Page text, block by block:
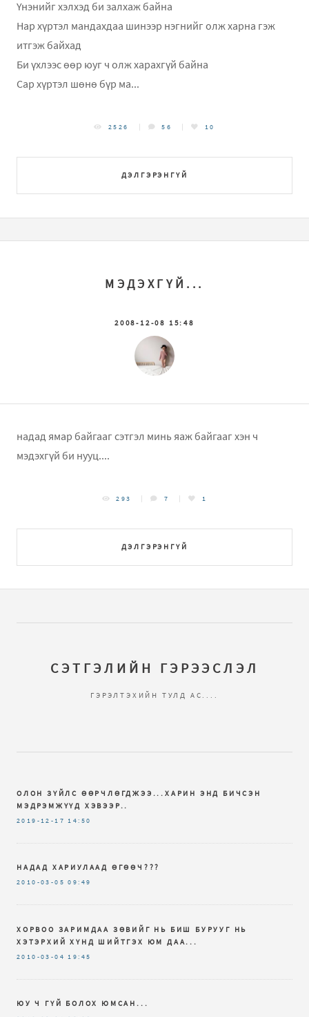
Үнэнийг хэлхэд би залхаж байна
Нар хүртэл мандахдаа шинээр нэгнийг олж харна гэж
итгэж байхад
Би үхлээс өөр юуг ч олж харахгүй байна
Сар хүртэл шөнө бүр ма...
ДЭЛГЭРЭНГҮЙ
2526 56 10
МЭДЭХГҮЙ...
2008-12-08 15:48
надад ямар байгааг сэтгэл минь яаж байгааг хэн ч
мэдэхгүй би нууц....
ДЭЛГЭРЭНГҮЙ
293 7 1
СЭТГЭЛИЙН ГЭРЭЭСЛЭЛ
ГЭРЭЛТЭХИЙН ТУЛД АС....
ОЛОН ЗҮЙЛС ӨӨРЧЛӨГДЖЭЭ...ХАРИН ЭНД БИЧСЭН
МЭДРЭМЖҮҮД ХЭВЭЭР..
2019-12-17 14:50
НАДАД ХАРИУЛААД ӨГӨӨЧ???
2010-03-05 09:49
ХОРВОО ЗАРИМДАА ЗӨВИЙГ НЬ БИШ БУРУУГ НЬ
ХЭТЭРХИЙ ХҮНД ШИЙТГЭХ ЮМ ДАА...
2010-03-04 19:45
ЮУ Ч ГҮЙ БОЛОХ ЮМСАН...